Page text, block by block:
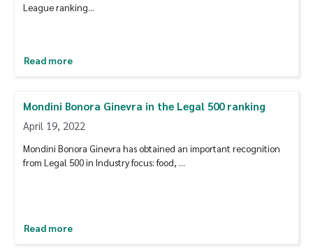
League ranking…
Read more
Mondini Bonora Ginevra in the Legal 500 ranking
April 19, 2022
Mondini Bonora Ginevra has obtained an important recognition
from Legal 500 in Industry focus: food, …
Read more